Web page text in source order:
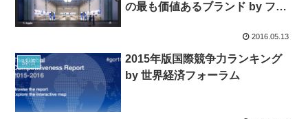
の最も価値あるブランド by フォ
2016.05.13
経済
2015年版国際競争力ランキング
by 世界経済フォーラム